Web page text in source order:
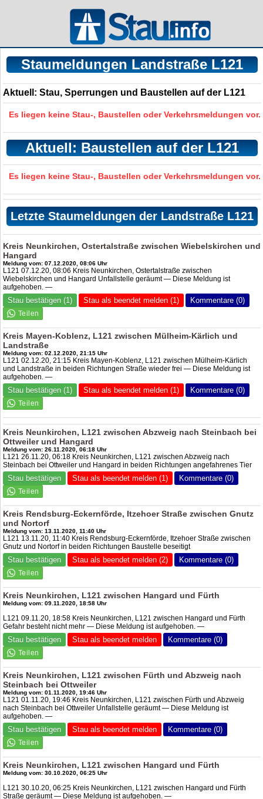
Staumeldungen Landstraße L121
Aktuell: Stau, Sperrungen und Baustellen auf der L121
Es liegen keine Stau-, Baustellen oder Verkehrsmeldungen vor.
Aktuell: Baustellen auf der L121
Es liegen keine Stau-, Baustellen oder Verkehrsmeldungen vor.
Letzte Staumeldungen der Landstraße L121
Kreis Neunkirchen, Ostertalstraße zwischen Wiebelskirchen und
Hangard
Meldung vom: 07.12.2020, 08:06 Uhr
L121 07.12.20, 08:06 Kreis Neunkirchen, Ostertalstraße zwischen
Wiebelskirchen und Hangard Unfallstelle geräumt — Diese Meldung ist
aufgehoben. —
Stau bestätigen (1) Stau als beendet melden (1) Kommentare (0)
Kreis Mayen-Koblenz, L121 zwischen Mülheim-Kärlich und
Landstraße
Meldung vom: 02.12.2020, 21:15 Uhr
L121 02.12.20, 21:15 Kreis Mayen-Koblenz, L121 zwischen Mülheim-Kärlich
und Landstraße in beiden Richtungen Straße wieder frei — Diese Meldung ist
aufgehoben. —
Stau bestätigen (1) Stau als beendet melden (1) Kommentare (0)
Kreis Neunkirchen, L121 zwischen Abzweig nach Steinbach bei
Ottweiler und Hangard
Meldung vom: 26.11.2020, 06:18 Uhr
L121 26.11.20, 06:18 Kreis Neunkirchen, L121 zwischen Abzweig nach
Steinbach bei Ottweiler und Hangard in beiden Richtungen angefahrenes Tier
Stau bestätigen Stau als beendet melden (1) Kommentare (0)
Kreis Rendsburg-Eckernförde, Itzehoer Straße zwischen Gnutz
und Nortorf
Meldung vom: 13.11.2020, 11:40 Uhr
L121 13.11.20, 11:40 Kreis Rendsburg-Eckernförde, Itzehoer Straße zwischen
Gnutz und Nortorf in beiden Richtungen Baustelle beseitigt
Stau bestätigen Stau als beendet melden (2) Kommentare (0)
Kreis Neunkirchen, L121 zwischen Hangard und Fürth
Meldung vom: 09.11.2020, 18:58 Uhr
L121 09.11.20, 18:58 Kreis Neunkirchen, L121 zwischen Hangard und Fürth
Gefahr besteht nicht mehr — Diese Meldung ist aufgehoben. —
Stau bestätigen Stau als beendet melden Kommentare (0)
Kreis Neunkirchen, L121 zwischen Fürth und Abzweig nach
Steinbach bei Ottweiler
Meldung vom: 01.11.2020, 19:46 Uhr
L121 01.11.20, 19:46 Kreis Neunkirchen, L121 zwischen Fürth und Abzweig
nach Steinbach bei Ottweiler Unfallstelle geräumt — Diese Meldung ist
aufgehoben. —
Stau bestätigen Stau als beendet melden Kommentare (0)
Kreis Neunkirchen, L121 zwischen Hangard und Fürth
Meldung vom: 30.10.2020, 06:25 Uhr
L121 30.10.20, 06:25 Kreis Neunkirchen, L121 zwischen Hangard und Fürth
Straße geräumt — Diese Meldung ist aufgehoben. —